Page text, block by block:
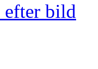
efter bild